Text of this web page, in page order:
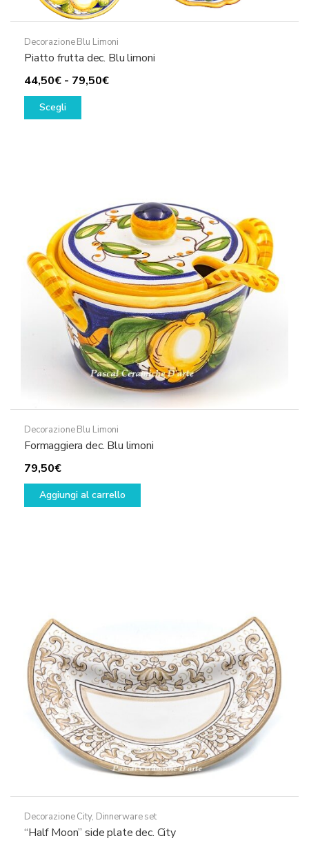
Decorazione Blu Limoni
Piatto frutta dec. Blu limoni
44,50€ - 79,50€Fascia
Scegli
Questo
possono
essere
scelte
nella
pagina
del
prodotto
Decorazione Blu Limoni
Formaggiera dec. Blu limoni
79,50€
Aggiungi al carrello
Decorazione City, Dinnerware set
“Half Moon” side plate dec. City